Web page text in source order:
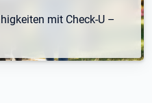
mit Check-U –